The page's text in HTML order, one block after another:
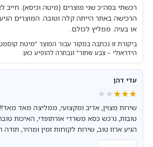
רכשתי בסה״כ שני מוצרים (מיטה וכיסא). חייב
הרכישה באתר הייתה קלה וטובה. המוצרים
או בעיה. ממליץ לכולם.
ביקורת זו נכתבה במקור עבור המוצר "מיטת
הידראולי – צבע שחור" ונבחרה להופיע כאן.
עדי דהן
★★★★★
★★★★★
שירות מצוין, אדיב ומקצועי, ממליצה מאד
טובות, נרכש כסא משרדי אורתופדי, האיכות
הגיע ארוז טוב, שירות לקוחות זמין ומהיר, תודה